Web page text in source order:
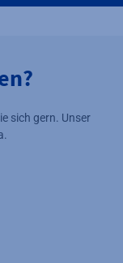
sich gern. Unser